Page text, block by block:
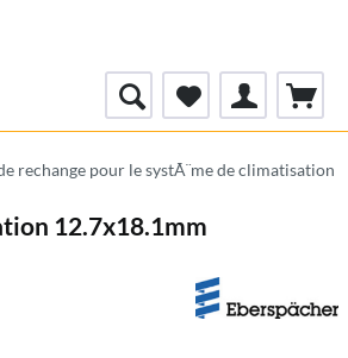
rechange pour le systÃ¨me de climatisation
12.7x18.1mm